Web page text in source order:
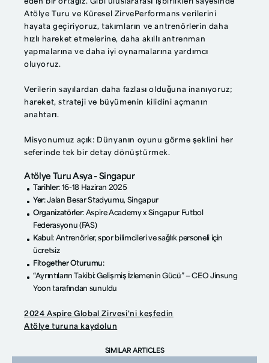
eden bir ortağız. Gibi uluslararası işbirlikleri sayesinde
Atölye Turu ve Küresel Zirve Performans verilerini
hayata geçiriyoruz, takımların ve antrenörlerin daha
hızlı hareket etmelerine, daha akıllı antrenman
yapmalarına ve daha iyi oynamalarına yardımcı
oluyoruz.
Verilerin sayılardan daha fazlası olduğuna inanıyoruz;
hareket, strateji ve büyümenin kilidini açmanın
anahtarı.
Misyonumuz açık: Dünyanın oyunu görme şeklini her
seferinde tek bir detay dönüştürmek.
Atölye Turu Asya - Singapur
Tarihler: 16-18 Haziran 2025
Yer: Jalan Besar Stadyumu, Singapur
Organizatörler: Aspire Academy x Singapur Futbol
Federasyonu (FAS)
Kabul : Antrenörler, spor bilimcileri ve sağlık personeli için
ücretsiz
Fitogether Oturumu:
“Ayrıntıların Takibi: Gelişmiş İzlemenin Gücü” — CEO Jinsung
Yoon tarafından sunuldu
2024 Aspire Global Zirvesi'ni keşfedin
Atölye turuna kaydolun
SIMILAR ARTICLES